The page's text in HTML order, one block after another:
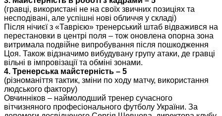
(гравці, використані не на своїх звичних позиціях та
несподівані, але успішні нові обличчя у складі)
Після нічиєї з «Таврією» тренерський штаб відважився на
перестановки в центрі поля – тож оновлена опорна зона
витримала подвійне випробування після пошкодження
Цоя. Також відзначимо вибудувану групу атаки, де гравці
вільні в імпровізації та обміні зонами.
4. Тренерська майстерність – 5
(різноманіття тактик, зміни по ходу матчу, використання
людського фактору)
Овчинніков – наймолодший тренер сучасного
вітчизняного професіонального футболу України. За